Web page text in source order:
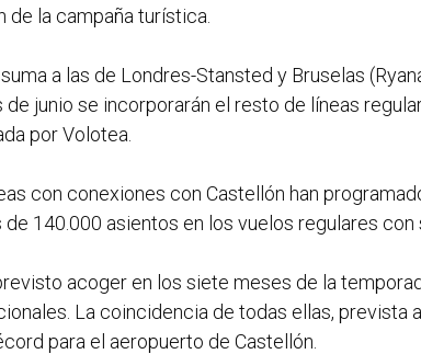
la campaña turística.
a las de Londres-Stansted y Bruselas
junio se incorporarán el resto de líneas
por Volotea.
con conexiones con Castellón han
140.000 asientos en los vuelos regulares
acoger en los siete meses de la
La coincidencia de todas ellas,
para el aeropuerto de Castellón.